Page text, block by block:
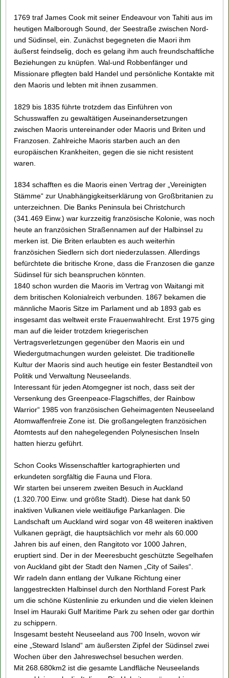
1769 traf James Cook mit seiner Endeavour von Tahiti aus im
heutigen Malborough Sound, der Seestraße zwischen Nord-
und Südinsel, ein. Zunächst begegneten die Maori ihm
äußerst feindselig, doch es gelang ihm auch freundschaftliche
Beziehungen zu knüpfen. Wal-und Robbenfänger und
Missionare pflegten bald Handel und persönliche Kontakte mit
den Maoris und lebten mit ihnen zusammen.
1829 bis 1835 führte trotzdem das Einführen von
Schusswaffen zu gewaltätigen Auseinandersetzungen
zwischen Maoris untereinander oder Maoris und Briten und
Franzosen. Zahlreiche Maoris starben auch an den
europäischen Krankheiten, gegen die sie nicht resistent
waren.
1834 schafften es die Maoris einen Vertrag der „Vereinigten
Stämme“ zur Unabhängigkeitserklärung von Großbritanien zu
unterzeichnen. Die Banks Peninsula bei Christchurch
(341.469 Einw.) war kurzzeitig französische Kolonie, was noch
heute an französichen Straßennamen auf der Halbinsel zu
merken ist. Die Briten erlaubten es auch weiterhin
französichen Siedlern sich dort niederzulassen. Allerdings
befürchtete die britische Krone, dass die Franzosen die ganze
Südinsel für sich beanspruchen könnten.
1840 schon wurden die Maoris im Vertrag von Waitangi mit
dem britischen Kolonialreich verbunden. 1867 bekamen die
männliche Maoris Sitze im Parlament und ab 1893 gab es
insgesamt das weltweit erste Frauenwahlrecht. Erst 1975 ging
man auf die leider trotzdem kriegerischen
Vertragsverletzungen gegenüber den Maoris ein und
Wiedergutmachungen wurden geleistet. Die traditionelle
Kultur der Maoris sind auch heutige ein fester Bestandteil von
Politik und Verwaltung Neuseelands.
Interessant für jeden Atomgegner ist noch, dass seit der
Versenkung des Greenpeace-Flagschiffes, der Rainbow
Warrior“ 1985 von französischen Geheimagenten Neuseeland
Atomwaffenfreie Zone ist. Die großangelegten französichen
Atomtests auf den nahegelegenden Polynesischen Inseln
hatten hierzu geführt.
Schon Cooks Wissenschaftler kartographierten und
erkundeten sorgfältig die Fauna und Flora.
Wir starten bei unserem zweiten Besuch in Auckland
(1.320.700 Einw. und größte Stadt). Diese hat dank 50
inaktiven Vulkanen viele weitläufige Parkanlagen. Die
Landschaft um Auckland wird sogar von 48 weiteren inaktiven
Vulkanen geprägt, die hauptsächlich vor mehr als 60.000
Jahren bis auf einen, den Rangitoto vor 1000 Jahren,
eruptiert sind. Der in der Meeresbucht geschützte Segelhafen
von Auckland gibt der Stadt den Namen „City of Sailes“.
Wir radeln dann entlang der Vulkane Richtung einer
langgestreckten Halbinsel durch den Northland Forest Park
um die schöne Küstenlinie zu erkunden und die vielen kleinen
Insel im Hauraki Gulf Maritime Park zu sehen oder gar dorthin
zu schippern.
Insgesamt besteht Neuseeland aus 700 Inseln, wovon wir
eine „Steward Island“ am äußersten Zipfel der Südinsel zwei
Wochen über den Jahreswechsel besuchen werden.
Mit 268.680km2 ist die gesamte Landfläche Neuseelands